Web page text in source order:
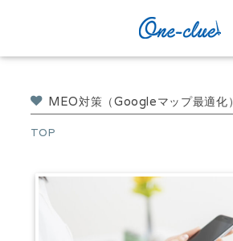
MEO対策（Googleマップ最適化）
TOP